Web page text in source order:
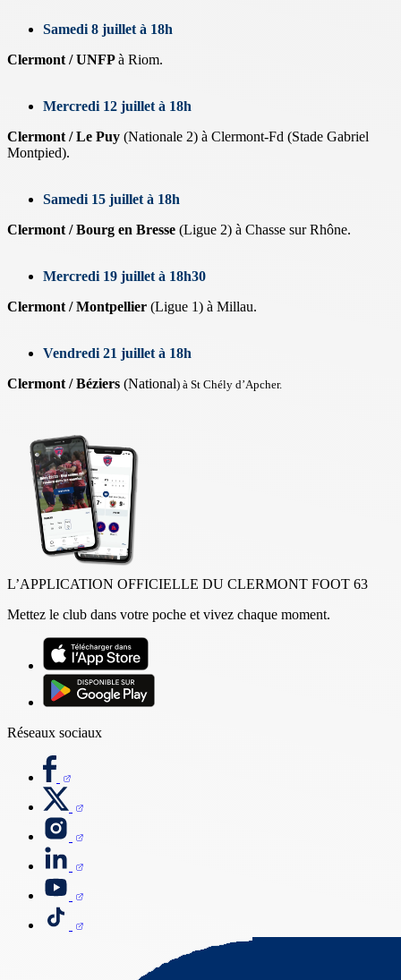
Samedi 8 juillet à 18h
Clermont / UNFPà Riom.
Mercredi 12 juillet à 18h
Clermont / Le Puy (Nationale 2) à Clermont-Fd (Stade Gabriel
Montpied).
Samedi 15 juillet à 18h
Clermont / Bourg en Bresse (Ligue 2) à Chasse sur Rhône.
Mercredi 19 juillet à 18h30
Clermont / Montpellier (Ligue 1) à Millau.
Vendredi 21 juillet à 18h
Clermont / Béziers (National) à St Chély d’Apcher.
L’APPLICATION OFFICIELLE DU CLERMONT FOOT 63
Mettez le club dans votre poche et vivez chaque moment.
Réseaux sociaux